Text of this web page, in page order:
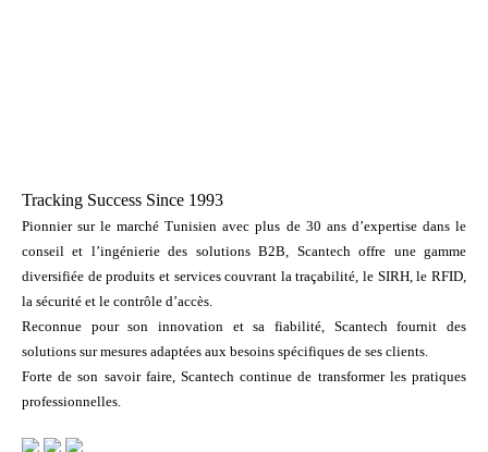
Tracking Success Since 1993
Pionnier sur le marché Tunisien avec plus de 30 ans d’expertise dans le
conseil et l’ingénierie des solutions B2B, Scantech offre une gamme
diversifiée de produits et services couvrant la traçabilité, le SIRH, le RFID,
la sécurité et le contrôle d’accès.
Reconnue pour son innovation et sa fiabilité, Scantech fournit des
solutions sur mesures adaptées aux besoins spécifiques de ses clients.
Forte de son savoir faire, Scantech continue de transformer les pratiques
professionnelles.